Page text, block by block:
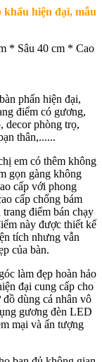
hiện đại, mẫu
* Sâu 40 cm * Cao
phấn hiện đại,
điểm có gương,
decor phòng trọ,
thân,......
em có thêm không
gọn gàng không
cấp với phong
cấp chống bám
điểm bán chạy
này được thiết kế
tích nhưng vẫn
của bàn.
làm đẹp hoàn hảo
đại cung cấp cho
dùng cá nhân vô
gương đèn LED
mại và ấn tượng